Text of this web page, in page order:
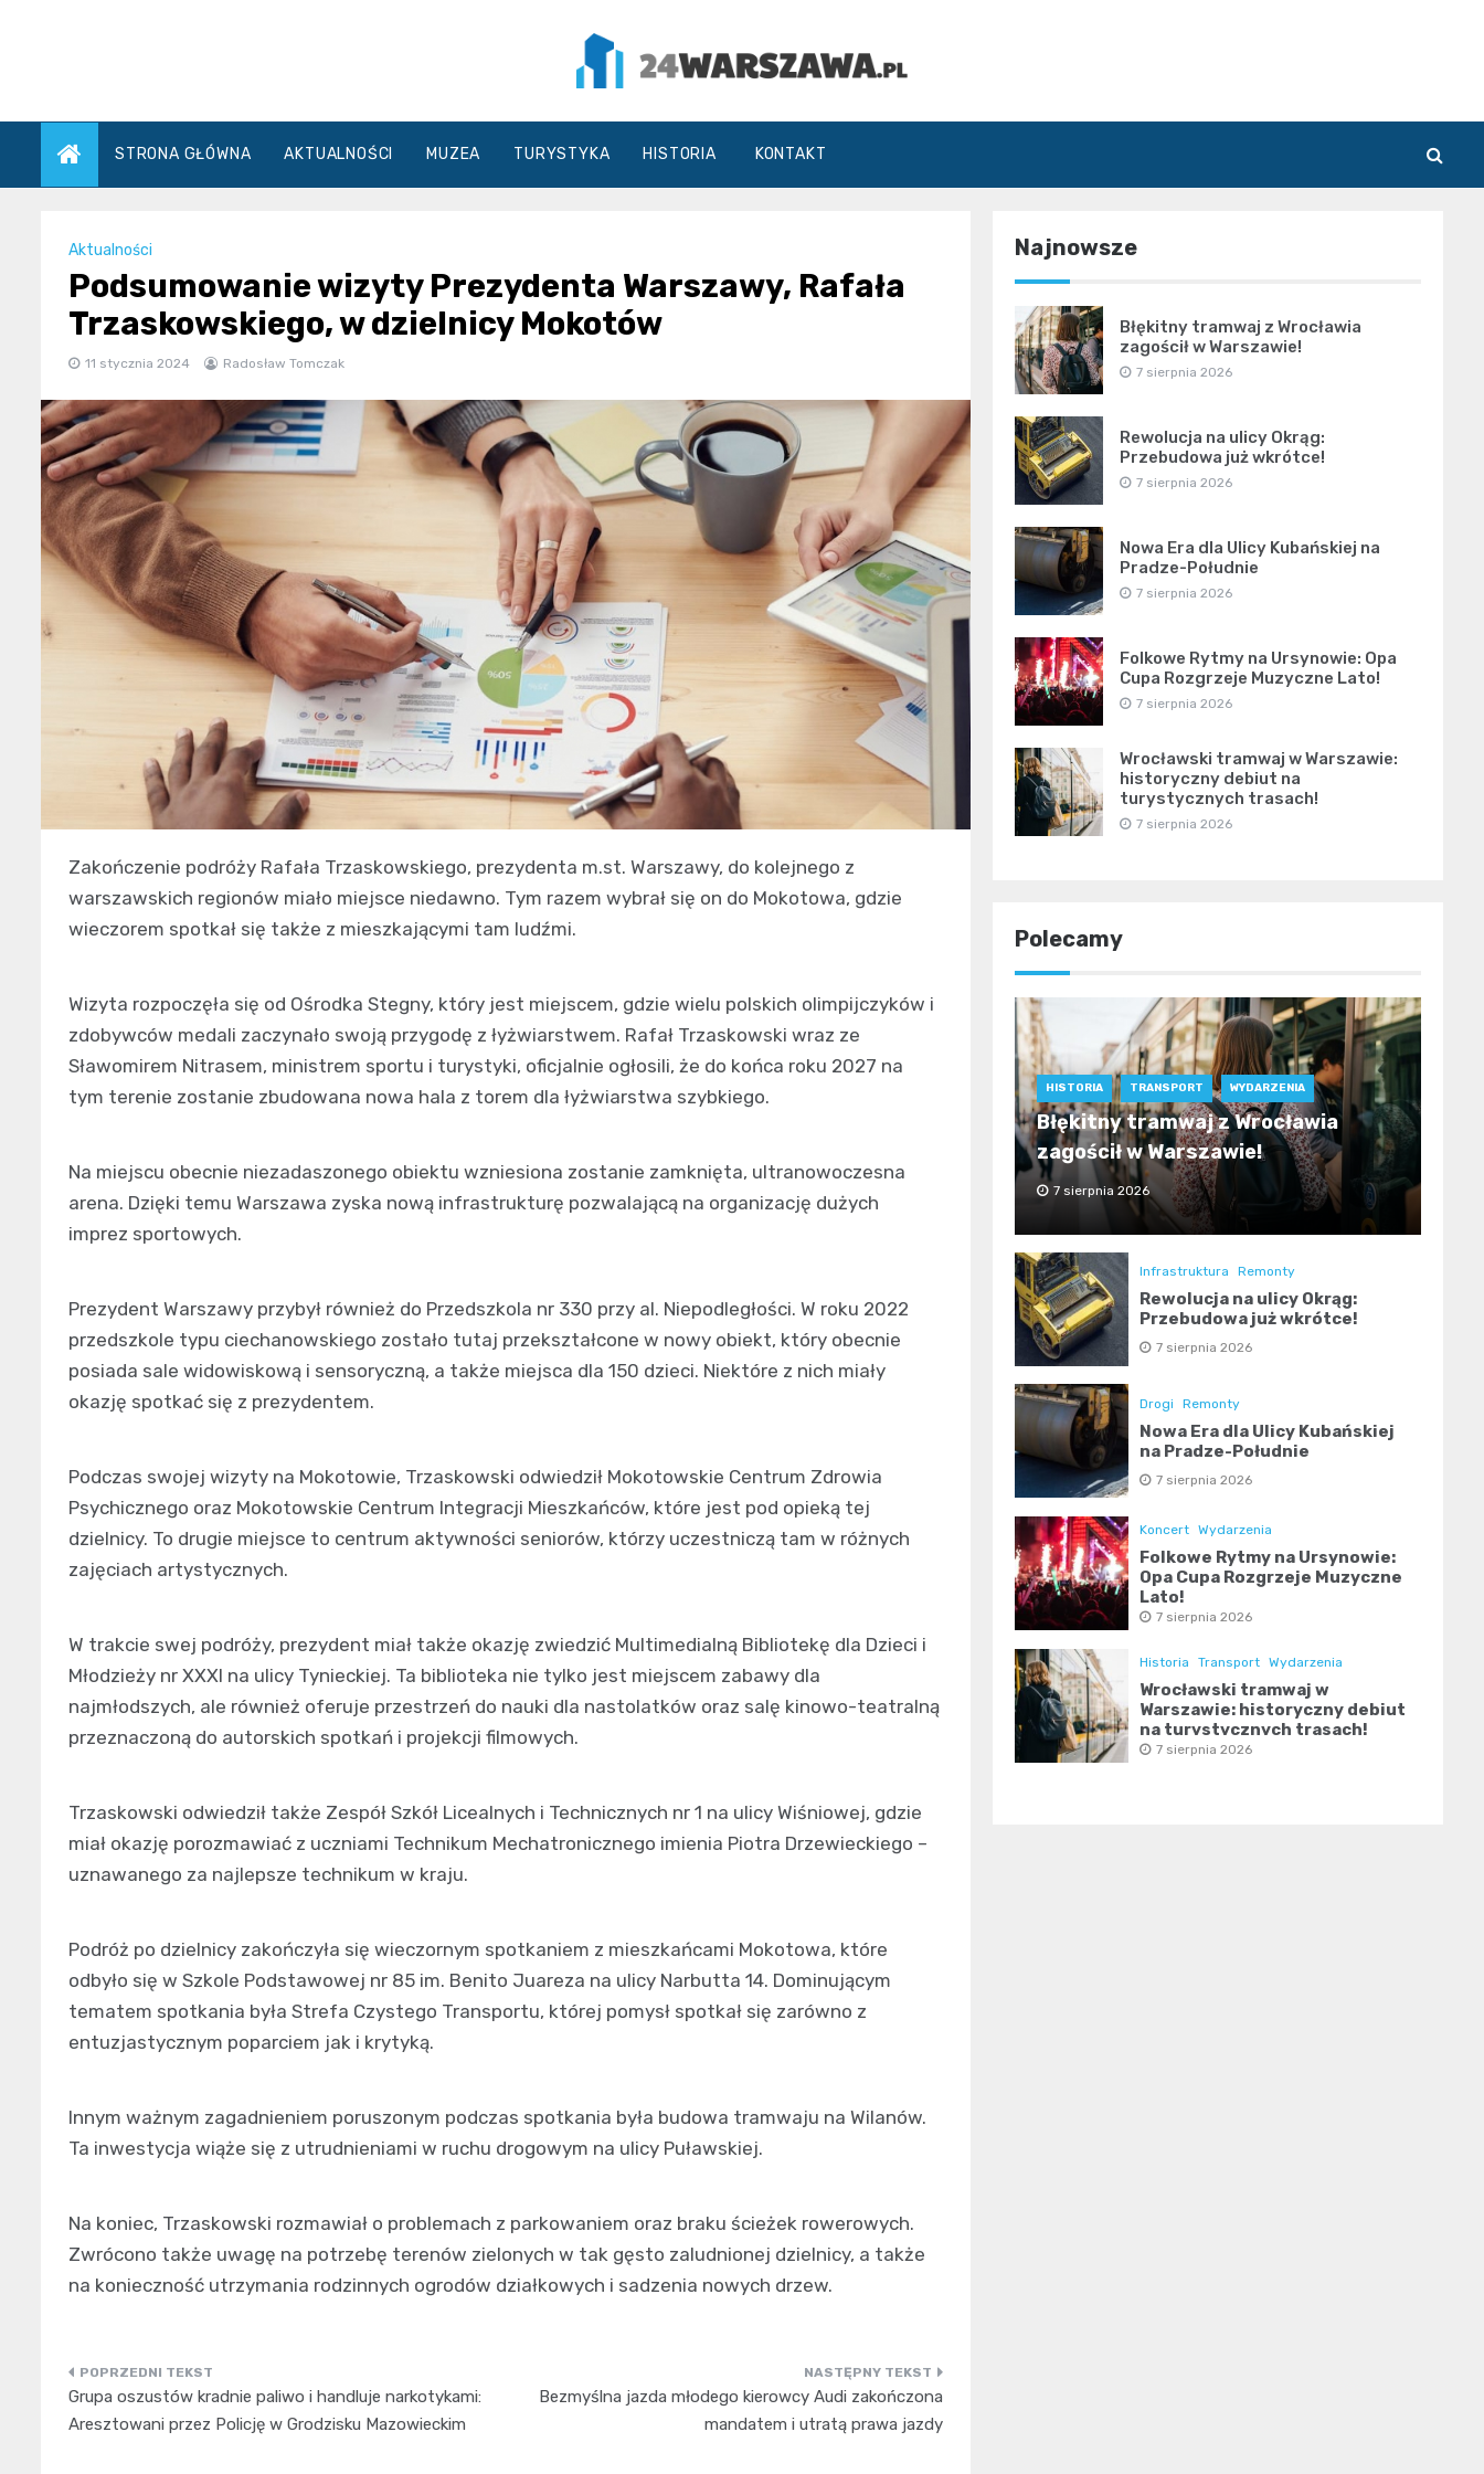
24Warszawa.pl
STRONA GŁÓWNA AKTUALNOŚCI MUZEA TURYSTYKA HISTORIA KONTAKT
Aktualności
Podsumowanie wizyty Prezydenta Warszawy, Rafała
Trzaskowskiego, w dzielnicy Mokotów
11 stycznia 2024 Radosław Tomczak
Zakończenie podróży Rafała Trzaskowskiego, prezydenta m.st. Warszawy, do kolejnego z
warszawskich regionów miało miejsce niedawno. Tym razem wybrał się on do Mokotowa, gdzie
wieczorem spotkał się także z mieszkającymi tam ludźmi.
Wizyta rozpoczęła się od Ośrodka Stegny, który jest miejscem, gdzie wielu polskich olimpijczyków i
zdobywców medali zaczynało swoją przygodę z łyżwiarstwem. Rafał Trzaskowski wraz ze
Sławomirem Nitrasem, ministrem sportu i turystyki, oficjalnie ogłosili, że do końca roku 2027 na
tym terenie zostanie zbudowana nowa hala z torem dla łyżwiarstwa szybkiego.
Na miejscu obecnie niezadaszonego obiektu wzniesiona zostanie zamknięta, ultranowoczesna
arena. Dzięki temu Warszawa zyska nową infrastrukturę pozwalającą na organizację dużych
imprez sportowych.
Prezydent Warszawy przybył również do Przedszkola nr 330 przy al. Niepodległości. W roku 2022
przedszkole typu ciechanowskiego zostało tutaj przekształcone w nowy obiekt, który obecnie
posiada sale widowiskową i sensoryczną, a także miejsca dla 150 dzieci. Niektóre z nich miały
okazję spotkać się z prezydentem.
Podczas swojej wizyty na Mokotowie, Trzaskowski odwiedził Mokotowskie Centrum Zdrowia
Psychicznego oraz Mokotowskie Centrum Integracji Mieszkańców, które jest pod opieką tej
dzielnicy. To drugie miejsce to centrum aktywności seniorów, którzy uczestniczą tam w różnych
zajęciach artystycznych.
W trakcie swej podróży, prezydent miał także okazję zwiedzić Multimedialną Bibliotekę dla Dzieci i
Młodzieży nr XXXI na ulicy Tynieckiej. Ta biblioteka nie tylko jest miejscem zabawy dla
najmłodszych, ale również oferuje przestrzeń do nauki dla nastolatków oraz salę kinowo-teatralną
przeznaczoną do autorskich spotkań i projekcji filmowych.
Trzaskowski odwiedził także Zespół Szkół Licealnych i Technicznych nr 1 na ulicy Wiśniowej, gdzie
miał okazję porozmawiać z uczniami Technikum Mechatronicznego imienia Piotra Drzewieckiego –
uznawanego za najlepsze technikum w kraju.
Podróż po dzielnicy zakończyła się wieczornym spotkaniem z mieszkańcami Mokotowa, które
odbyło się w Szkole Podstawowej nr 85 im. Benito Juareza na ulicy Narbutta 14. Dominującym
tematem spotkania była Strefa Czystego Transportu, której pomysł spotkał się zarówno z
entuzjastycznym poparciem jak i krytyką.
Innym ważnym zagadnieniem poruszonym podczas spotkania była budowa tramwaju na Wilanów.
Ta inwestycja wiąże się z utrudnieniami w ruchu drogowym na ulicy Puławskiej.
Na koniec, Trzaskowski rozmawiał o problemach z parkowaniem oraz braku ścieżek rowerowych.
Zwrócono także uwagę na potrzebę terenów zielonych w tak gęsto zaludnionej dzielnicy, a także
na konieczność utrzymania rodzinnych ogrodów działkowych i sadzenia nowych drzew.
Nawigacja
wpisu
Grupa oszustów kradnie paliwo i handluje narkotykami:
Aresztowani przez Policję w Grodzisku Mazowieckim
Bezmyślna jazda młodego kierowcy Audi zakończona
mandatem i utratą prawa jazdy
Najnowsze
Błękitny tramwaj z Wrocławia
zagościł w Warszawie!
7 sierpnia 2026
Rewolucja na ulicy Okrąg:
Przebudowa już wkrótce!
7 sierpnia 2026
Nowa Era dla Ulicy Kubańskiej na
Pradze-Południe
7 sierpnia 2026
Folkowe Rytmy na Ursynowie: Opa
Cupa Rozgrzeje Muzyczne Lato!
7 sierpnia 2026
Wrocławski tramwaj w Warszawie:
historyczny debiut na
turystycznych trasach!
7 sierpnia 2026
Polecamy
HISTORIA TRANSPORT WYDARZENIA
Błękitny tramwaj z Wrocławia
zagościł w Warszawie!
7 sierpnia 2026
Infrastruktura Remonty
Rewolucja na ulicy Okrąg:
Przebudowa już wkrótce!
7 sierpnia 2026
Drogi Remonty
Nowa Era dla Ulicy Kubańskiej
na Pradze-Południe
7 sierpnia 2026
Koncert Wydarzenia
Folkowe Rytmy na Ursynowie:
Opa Cupa Rozgrzeje Muzyczne
Lato!
7 sierpnia 2026
Historia Transport Wydarzenia
Wrocławski tramwaj w
Warszawie: historyczny debiut
na turystycznych trasach!
7 sierpnia 2026